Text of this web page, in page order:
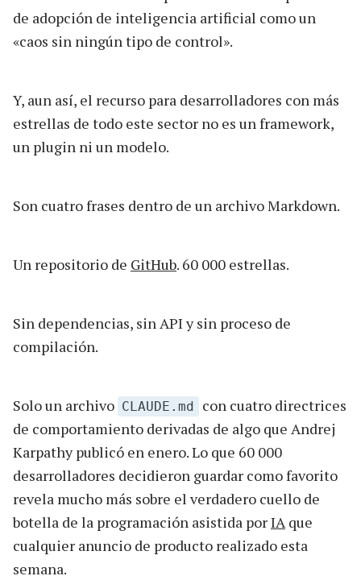
de adopción de inteligencia artificial como un
«caos sin ningún tipo de control».
Y, aun así, el recurso para desarrolladores con más
estrellas de todo este sector no es un framework,
un plugin ni un modelo.
Son cuatro frases dentro de un archivo Markdown.
Un repositorio de GitHub. 60 000 estrellas.
Sin dependencias, sin API y sin proceso de
compilación.
Solo un archivo CLAUDE.md
con cuatro directrices
de comportamiento derivadas de algo que Andrej
Karpathy publicó en enero. Lo que 60 000
desarrolladores decidieron guardar como favorito
revela mucho más sobre el verdadero cuello de
botella de la programación asistida porIAque
cualquier anuncio de producto realizado esta
semana.